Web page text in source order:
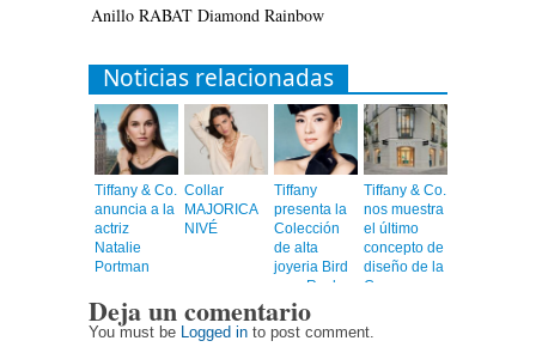
Anillo RABAT Diamond Rainbow
Noticias relacionadas
Tiffany & Co.
anuncia a la
actriz
Natalie
Portman
nueva
embajadora
mundial.
Collar
MAJORICA
NIVÉ
Tiffany
presenta la
Colección
de alta
joyeria Bird
on a Rock
Tiffany & Co.
nos muestra
el último
concepto de
diseño de la
Casa en su
boutique de
Madrid
Deja un comentario
You must be Logged in to post comment.